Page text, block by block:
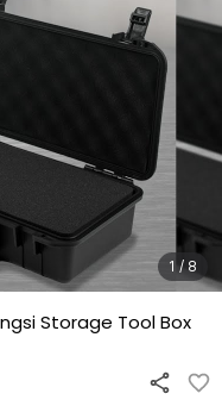
1 / 8
Storage Tool Box